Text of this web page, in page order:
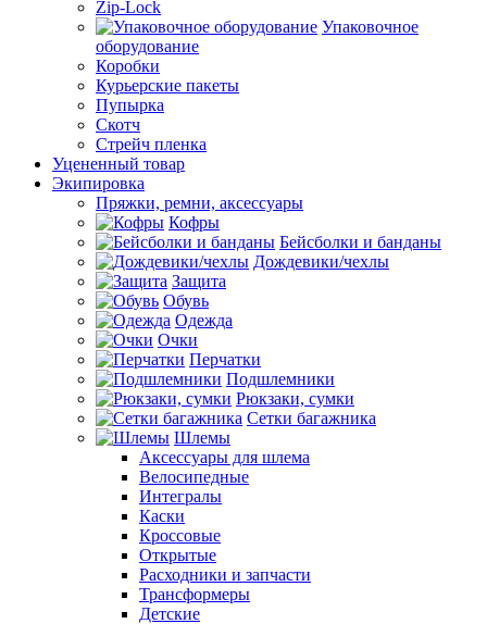
Zip-Lock
Упаковочное
оборудование
Коробки
Курьерские пакеты
Пупырка
Скотч
Стрейч пленка
Уцененный товар
Экипировка
Пряжки, ремни, аксессуары
Кофры
Бейсболки и банданы
Дождевики/чехлы
Защита
Обувь
Одежда
Очки
Перчатки
Подшлемники
Рюкзаки, сумки
Сетки багажника
Шлемы
Аксессуары для шлема
Велосипедные
Интегралы
Каски
Кроссовые
Открытые
Расходники и запчасти
Трансформеры
Детские